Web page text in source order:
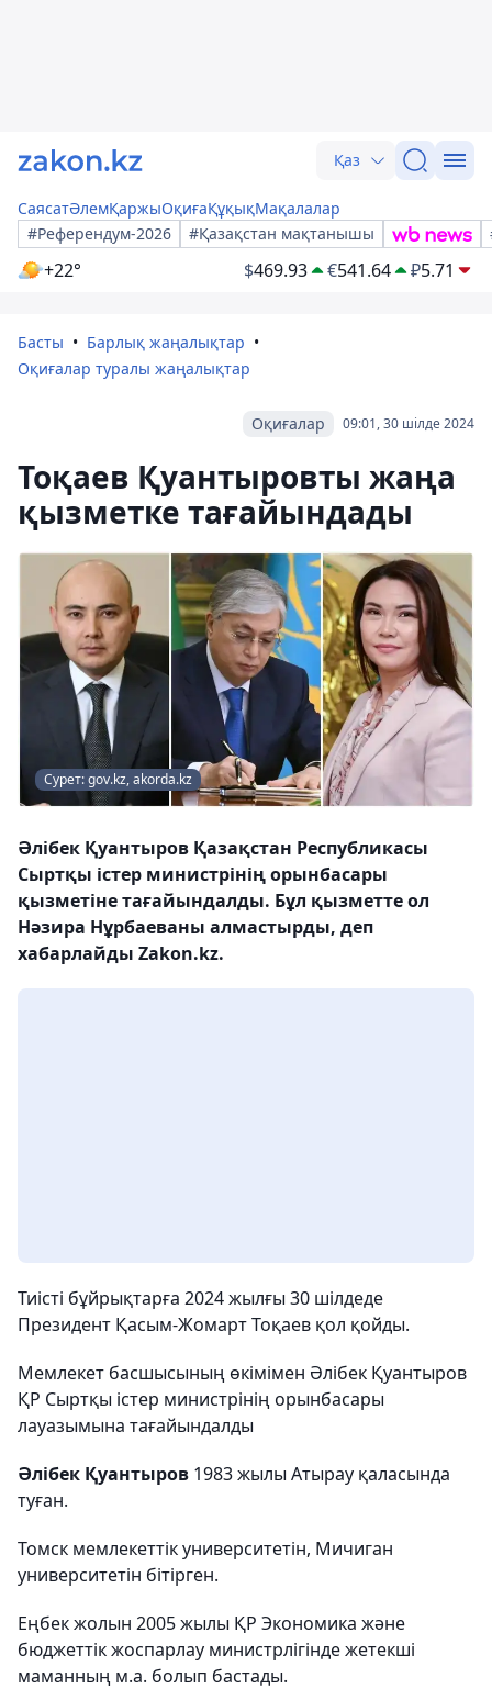
Қаз
СаясатӘлемҚаржыОқиғаҚұқықМақалалар
#Референдум-2026
#Қазақстан мақтанышы
+22° $469.93 €541.64 ₽5.71
Басты
Барлық жаңалықтар
Оқиғалар туралы жаңалықтар
09:01, 30 шілде 2024
Оқиғалар
Тоқаев Қуантыровты жаңа
қызметке тағайындады
Сурет: gov.kz, akorda.kz
Әлібек Қуантыров Қазақстан Республикасы
Сыртқы істер министрінің орынбасары
қызметіне тағайындалды. Бұл қызметте ол
Нәзира Нұрбаеваны алмастырды, деп
хабарлайды Zakon.kz.
Тиісті бұйрықтарға 2024 жылғы 30 шілдеде
Президент Қасым-Жомарт Тоқаев қол қойды.
Мемлекет басшысының өкімімен Әлібек Қуантыров
ҚР Сыртқы істер министрінің орынбасары
лауазымына тағайындалды
Әлібек Қуантыров 1983 жылы Атырау қаласында
туған.
Томск мемлекеттік университетін, Мичиган
университетін бітірген.
Еңбек жолын 2005 жылы ҚР Экономика және
бюджеттік жоспарлау министрлігінде жетекші
маманның м.а. болып бастады.